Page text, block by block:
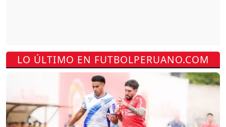
LO ÚLTIMO EN FUTBOLPERUANO.COM